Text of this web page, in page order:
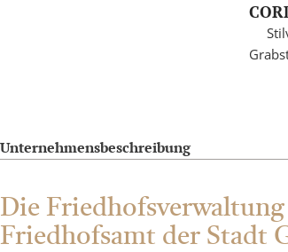
Unternehmensbeschreibung
Die
Friedhofsamt der Stadt